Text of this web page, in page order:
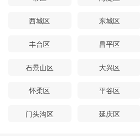
西城区 东城区
丰台区 昌平区
石景山区 大兴区
怀柔区 平谷区
门头沟区 延庆区